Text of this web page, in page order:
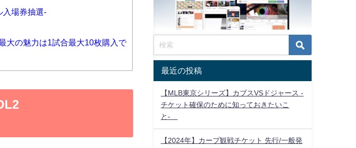
入場券抽選-
大の魅力は1試合最大10枚購入で
最近の投稿
【MLB東京シリーズ】カブスVSドジャース -
チケット確保のために知っておきたいこ
と-
【2024年】カープ観戦チケット 先行/一般発